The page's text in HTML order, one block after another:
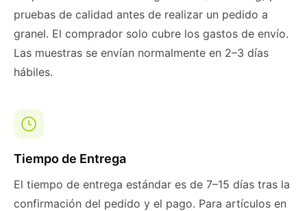
pruebas de calidad antes de realizar un pedido a
granel. El comprador solo cubre los gastos de envío.
Las muestras se envían normalmente en 2–3 días
hábiles.
Tiempo de Entrega
El tiempo de entrega estándar es de 7–15 días tras la
confirmación del pedido y el pago. Para artículos en